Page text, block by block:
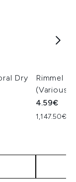
Dry
Rimmel
(Various
4.59€
1,147.50€